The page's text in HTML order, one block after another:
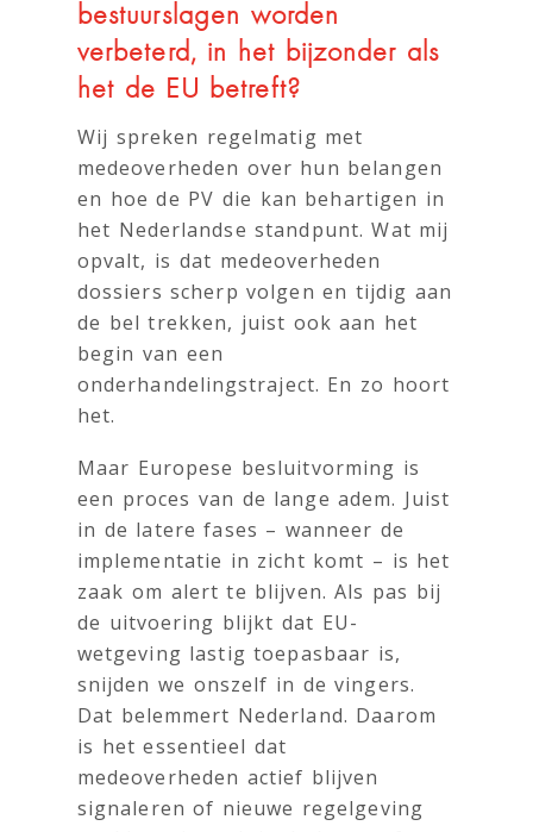
bestuurslagen worden
verbeterd, in het bijzonder als
het de EU betreft?
Wij spreken regelmatig met
medeoverheden over hun belangen
en hoe de PV die kan behartigen in
het Nederlandse standpunt. Wat mij
opvalt, is dat medeoverheden
dossiers scherp volgen en tijdig aan
de bel trekken, juist ook aan het
begin van een
onderhandelingstraject. En zo hoort
het.
Maar Europese besluitvorming is
een proces van de lange adem. Juist
in de latere fases – wanneer de
implementatie in zicht komt – is het
zaak om alert te blijven. Als pas bij
de uitvoering blijkt dat EU-
wetgeving lastig toepasbaar is,
snijden we onszelf in de vingers.
Dat belemmert Nederland. Daarom
is het essentieel dat
medeoverheden actief blijven
signaleren of nieuwe regelgeving